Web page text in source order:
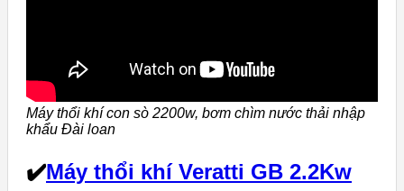
Máy thổi khí con sò 2200w, bơm chìm nước thải nhập
khẩu Đài loan
✔️Máy thổi khí Veratti GB 2.2Kw